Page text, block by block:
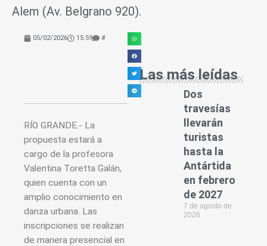
Alem (Av. Belgrano 920).
05/02/2026 15:59 #
RÍO GRANDE.- La
propuesta estará a
cargo de la profesora
Valentina Toretta Galán,
quien cuenta con un
amplio conocimiento en
danza urbana. Las
inscripciones se realizan
de manera presencial en
Las más leídas
Dos
travesías
llevarán
turistas
hasta la
Antártida
en febrero
de 2027
7 de agosto de
2026